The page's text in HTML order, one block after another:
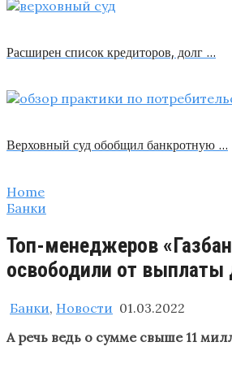
Расширен список кредиторов, долг …
Верховный суд обобщил банкротную …
Home
Банки
Топ-менеджеров
освободили от выплаты
Банки, Новости 01.03.2022
А речь ведь о сумме свыше 11